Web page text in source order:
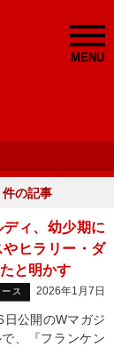
MENU
件の記事
ィ、幼少期に
ヒラリー・ダ
と明かす
ス 2026年1月7日
公開のWマガジ
、『フランケン